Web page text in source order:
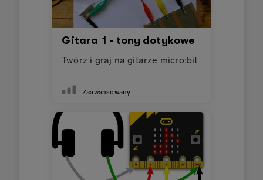
Gitara 1 - tony dotykowe
Twórz i graj na gitarze micro:bit
Zaawansowany